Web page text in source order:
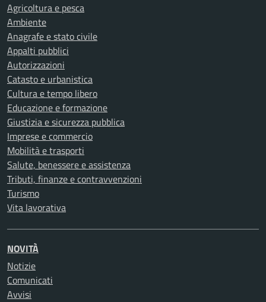
Agricoltura e pesca
Ambiente
Anagrafe e stato civile
Appalti pubblici
Autorizzazioni
Catasto e urbanistica
Cultura e tempo libero
Educazione e formazione
Giustizia e sicurezza pubblica
Imprese e commercio
Mobilità e trasporti
Salute, benessere e assistenza
Tributi, finanze e contravvenzioni
Turismo
Vita lavorativa
NOVITÀ
Notizie
Comunicati
Avvisi